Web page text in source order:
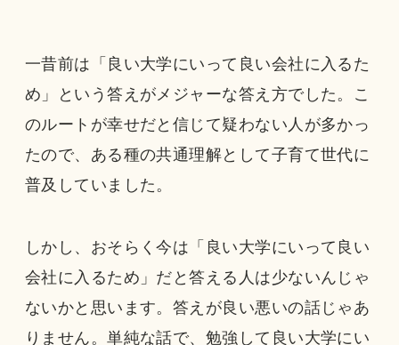
一昔前は「良い大学にいって良い会社に入るた
め」という答えがメジャーな答え方でした。こ
のルートが幸せだと信じて疑わない人が多かっ
たので、ある種の共通理解として子育て世代に
普及していました。
しかし、おそらく今は「良い大学にいって良い
会社に入るため」だと答える人は少ないんじゃ
ないかと思います。答えが良い悪いの話じゃあ
りません。単純な話で、勉強して良い大学にい